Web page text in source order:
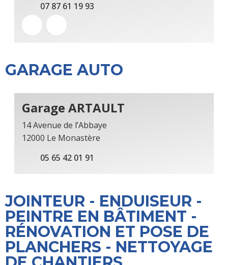
07 87 61 19 93
GARAGE AUTO
Garage ARTAULT
14 Avenue de l’Abbaye
12000 Le Monastère
05 65 42 01 91
JOINTEUR - ENDUISEUR -
PEINTRE EN BÂTIMENT -
RÉNOVATION ET POSE DE
PLANCHERS - NETTOYAGE